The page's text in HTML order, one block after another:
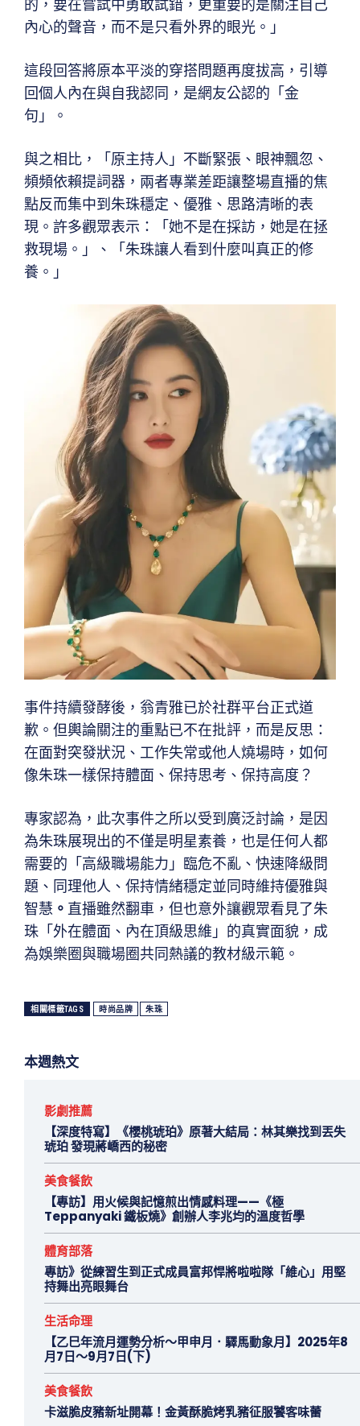
的，要在嘗試中勇敢試錯，更重要的是關注自己
內心的聲音，而不是只看外界的眼光。」
這段回答將原本平淡的穿搭問題再度拔高，引導
回個人內在與自我認同，是網友公認的「金
句」。
與之相比，「原主持人」不斷緊張、眼神飄忽、
頻頻依賴提詞器，兩者專業差距讓整場直播的焦
點反而集中到朱珠穩定、優雅、思路清晰的表
現。許多觀眾表示：「她不是在採訪，她是在拯
救現場。」、「朱珠讓人看到什麼叫真正的修
養。」
事件持續發酵後，翁青雅已於社群平台正式道
歉。但輿論關注的重點已不在批評，而是反思：
在面對突發狀況、工作失常或他人燒場時，如何
像朱珠一樣保持體面、保持思考、保持高度？
專家認為，此次事件之所以受到廣泛討論，是因
為朱珠展現出的不僅是明星素養，也是任何人都
需要的「高級職場能力」臨危不亂、快速降級問
題、同理他人、保持情緒穩定並同時維持優雅與
智慧 。 直播雖然翻車，但也意外讓觀眾看見了朱
珠「外在體面、內在頂級思維」的真實面貌，成
為娛樂圈與職場圈共同熱議的教材級示範。
相關標籤TAGS 時尚品牌 朱珠
本週熱文
影劇推薦
【深度特寫】《櫻桃琥珀》原著大結局：林其樂找到丟失
琥珀 發現蔣嶠西的秘密
美食餐飲
【專訪】用火候與記憶煎出情感料理——《極
Teppanyaki 鐵板燒》創辦人李兆均的溫度哲學
體育部落
專訪》從練習生到正式成員富邦悍將啦啦隊「維心」用堅
持舞出亮眼舞台
生活命理
【乙巳年流月運勢分析～甲申月．驛馬動象月】2025年8
月7日～9月7日(下)
美食餐飲
卡滋脆皮豬新址開幕！金黃酥脆烤乳豬征服饕客味蕾